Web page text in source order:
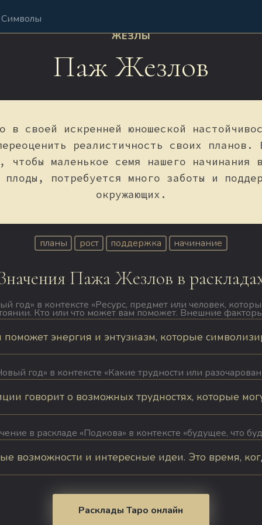
Символы
ЖЕЗЛЫ
Паж Жезлов
в своей искренней юношеской
реалистичность своих планов.
чтобы маленькое семя нашего начинания
потребуется много заботы и
окружающих.
планы рост поддержка начинание
Пажа Жезлов в
год» в контексте «Ресурс, предмет или человек,
Кто или что может вам поможет. Внешние
энергия и энтузиазм, которые
год» в контексте «Какие трудности или
говорит о возможных трудностях, которые
в раскладе «Подкова» в контексте «будущее, что
возможности и интересные идеи. Это время,
Расклады Таро онлайн